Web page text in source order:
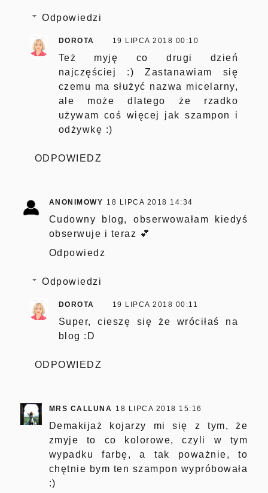
Odpowiedzi
DOROTA 19 LIPCA 2018 00:10
Też myję co drugi dzień
najczęściej :) Zastanawiam się
czemu ma służyć nazwa micelarny,
ale może dlatego że rzadko
używam coś więcej jak szampon i
odżywkę :)
ODPOWIEDZ
ANONIMOWY 18 LIPCA 2018 14:34
Cudowny blog, obserwowałam kiedyś
obserwuje i teraz 💕
Odpowiedz
Odpowiedzi
DOROTA 19 LIPCA 2018 00:11
Super, cieszę się że wróciłaś na
blog :D
ODPOWIEDZ
MRS CALLUNA 18 LIPCA 2018 15:16
Demakijaż kojarzy mi się z tym, że
zmyje to co kolorowe, czyli w tym
wypadku farbę, a tak poważnie, to
chętnie bym ten szampon wypróbowała
:)